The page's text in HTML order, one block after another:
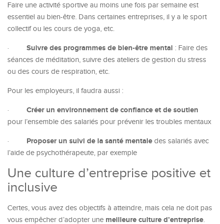
Faire une activité sportive au moins une fois par semaine est
essentiel au bien-être. Dans certaines entreprises, il y a le sport
collectif ou les cours de yoga, etc.
· Suivre des programmes de bien-être mental : Faire des
séances de méditation, suivre des ateliers de gestion du stress
ou des cours de respiration, etc.
Pour les employeurs, il faudra aussi :
· Créer un environnement de confiance et de soutien
pour l’ensemble des salariés pour prévenir les troubles mentaux
· Proposer un suivi de la santé mentale des salariés avec
l’aide de psychothérapeute, par exemple
Une culture d’entreprise positive et
inclusive
Certes, vous avez des objectifs à atteindre, mais cela ne doit pas
vous empêcher d’adopter une meilleure culture d’entreprise.